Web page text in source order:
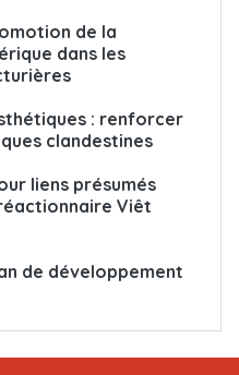
de la
dans les
: renforcer
clandestines
liens présumés
Viêt
de développement